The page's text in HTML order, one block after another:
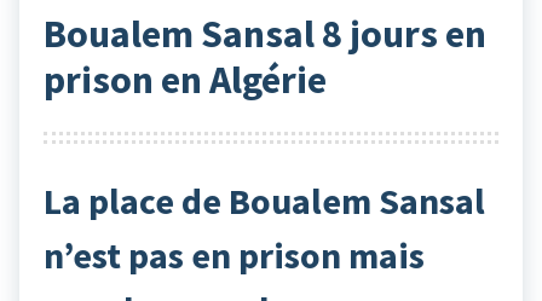
Boualem Sansal 8 jours en
prison en Algérie
La place de Boualem Sansal
n’est pas en prison mais